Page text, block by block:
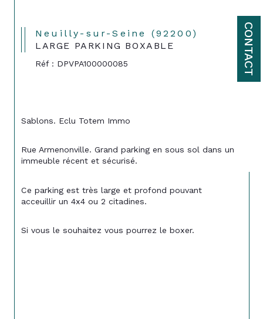
CONTACT
Neuilly-sur-Seine (92200)
LARGE PARKING BOXABLE
Réf : DPVPA100000085
Sablons. Eclu Totem Immo
Rue Armenonville. Grand parking en sous sol dans un
immeuble récent et sécurisé.
Ce parking est très large et profond pouvant
acceuillir un 4x4 ou 2 citadines.
Si vous le souhaitez vous pourrez le boxer.